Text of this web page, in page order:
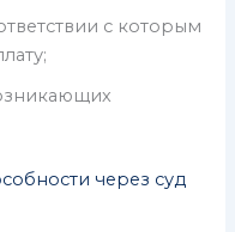
с которым
через суд